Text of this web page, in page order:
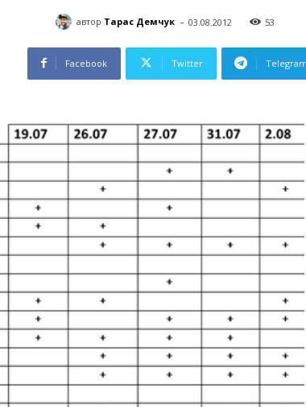
автор Тарас Демчук - 03.08.2012 53
Facebook Twitter Telegram